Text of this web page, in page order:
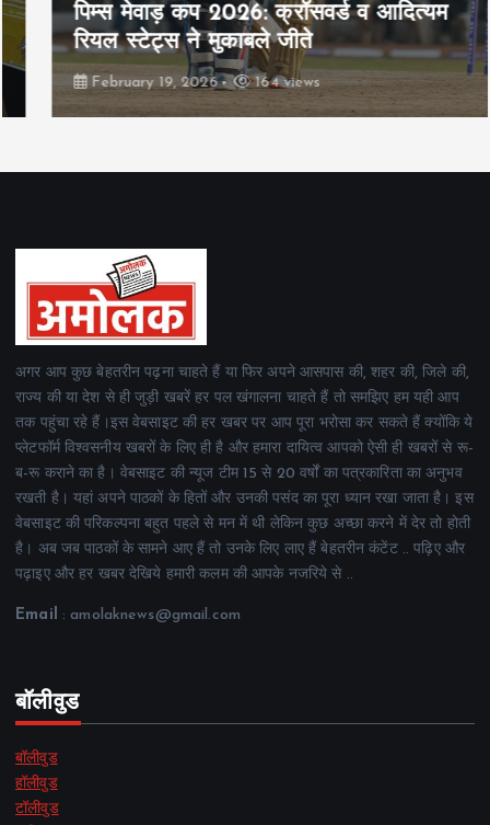
पिम्स मेवाड़ कप 2026: क्रॉसवर्ड व आदित्यम
रियल स्टेट्स ने मुकाबले जीते
February 19, 2026 164 views
अगर आप कुछ बेहतरीन पढ़ना चाहते हैं या फिर अपने आसपास की, शहर की, जिले की,
राज्य की या देश से ही जुड़ी खबरें हर पल खंगालना चाहते हैं तो समझिए हम यही आप
तक पहुंचा रहे हैं।इस वेबसाइट की हर खबर पर आप पूरा भरोसा कर सकते हैं क्योंकि ये
प्लेटफॉर्म विश्वसनीय खबरों के लिए ही है और हमारा दायित्व आपको ऐसी ही खबरों से रू-
ब-रू कराने का है। वेबसाइट की न्यूज टीम 15 से 20 वर्षों का पत्रकारिता का अनुभव
रखती है। यहां अपने पाठकों के हितों और उनकी पसंद का पूरा ध्यान रखा जाता है। इस
वेबसाइट की परिकल्पना बहुत पहले से मन में थी लेकिन कुछ अच्छा करने में देर तो होती
है। अब जब पाठकों के सामने आए हैं तो उनके लिए लाए हैं बेहतरीन कंटेंट .. पढ़िए और
पढ़ाइए और हर खबर देखिये हमारी कलम की आपके नजरिये से ..
Email : amolaknews@gmail.com
बॉलीवुड
बॉलीवुड
हॉलीवुड
टॉलीवुड